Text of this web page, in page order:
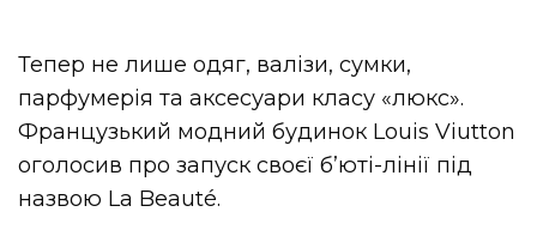
Тепер не лише одяг, валізи, сумки,
парфумерія тааксесуари класу «люкс».
Французький модний будинок Louis Viutton
оголосив про запуск своєї б’юті-лінії під
назвою La Beauté.